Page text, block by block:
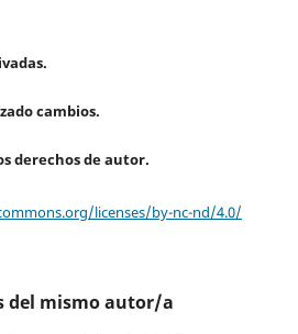
cambios.
derechos de autor.
licenses/by-nc-nd/4.0/
del mismo autor/a